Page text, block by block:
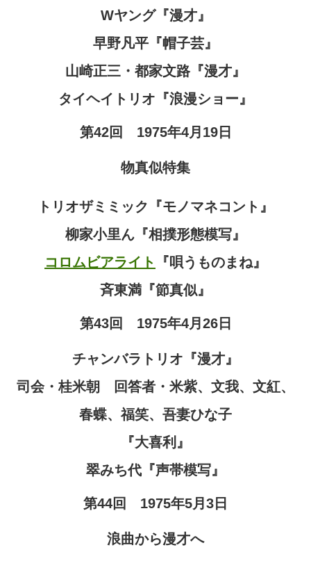
Wヤング『漫才』
早野凡平『帽子芸』
山崎正三・都家文路『漫才』
タイヘイトリオ『浪漫ショー』
第42回 1975年4月19日
物真似特集
トリオザミミック『モノマネコント』
柳家小里ん『相撲形態模写』
コロムビアライト
『唄うものまね』
斉東満『節真似』
第43回 1975年4月26日
チャンバラトリオ『漫才』
司会・桂米朝 回答者・米紫、文我、文紅、
春蝶、福笑、吾妻ひな子
『大喜利』
翠みち代『声帯模写』
第44回 1975年5月3日
浪曲から漫才へ